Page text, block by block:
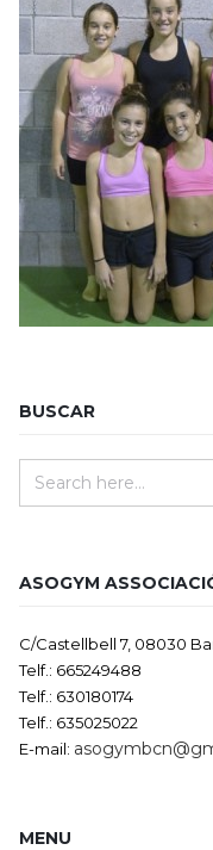
BUSCAR
ASOGYM
C/Castellbell 7, 08030
Telf.: 665249488
Telf.: 630180174
Telf.: 635025022
E-mail:
MENU